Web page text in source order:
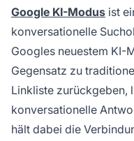
Google KI-Modus ist
konversationelle
Googles neuestem KI-
Gegensatz zu
Linkliste zurückgeben,
konversationelle
hält dabei die